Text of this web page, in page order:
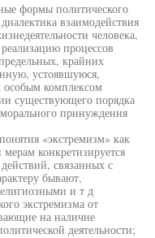
формы политического
взаимодействия
человека,
процессов
крайних
устоявшуюся,
комплексом
существующего порядка
принуждения
«экстремизм» как
конкретизируется
связанных с
бывают,
и т д
экстремизма от
на наличие
деятельности;